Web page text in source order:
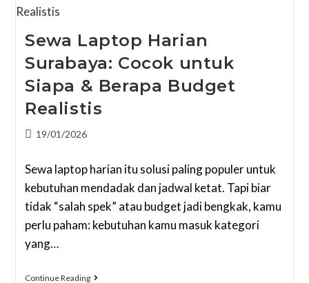
Sewa Laptop Harian
Surabaya: Cocok untuk
Siapa & Berapa Budget
Realistis
19/01/2026
Sewa laptop harian itu solusi paling populer untuk
kebutuhan mendadak dan jadwal ketat. Tapi biar
tidak “salah spek” atau budget jadi bengkak, kamu
perlu paham: kebutuhan kamu masuk kategori
yang…
Continue Reading